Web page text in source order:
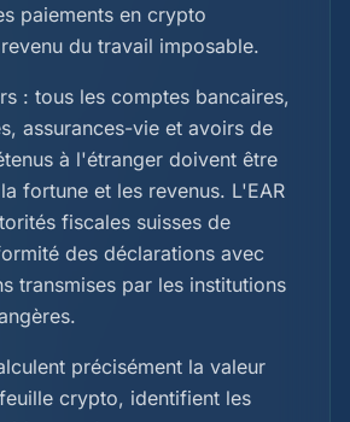
paiements en crypto
du travail imposable.
: tous les comptes bancaires,
assurances-vie et avoirs de
à l'étranger doivent être
fortune et les revenus. L'EAR
fiscales suisses de
des déclarations avec
transmises par les institutions
précisément la valeur
crypto, identifient les